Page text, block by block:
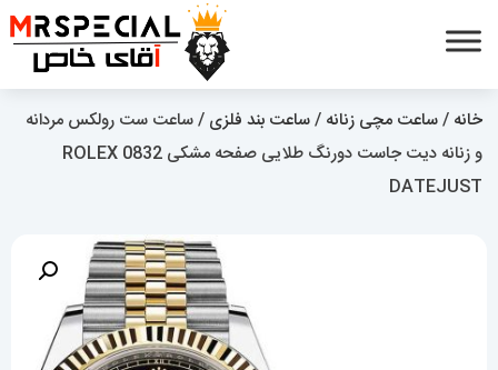
خانه /ساعت مچی زنانه /ساعت بند فلزی / ساعت ست رولکس مردانه
و زنانه دیت جاست دورنگ طلایی صفحه مشکی 0832 ROLEX
DATEJUST